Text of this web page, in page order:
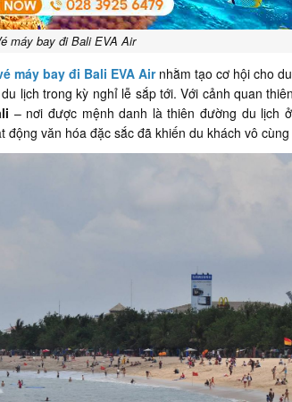
máy bay đi Bali EVA Air
máy bay đi Bali EVA Airnhằm tạo cơ hội cho
lịch trong kỳ nghỉ lễ sắp tới. Với cảnh quan
– nơi được mệnh danh là thiên đường du lịch
văn hóa đặc sắc đã khiến du khách vô